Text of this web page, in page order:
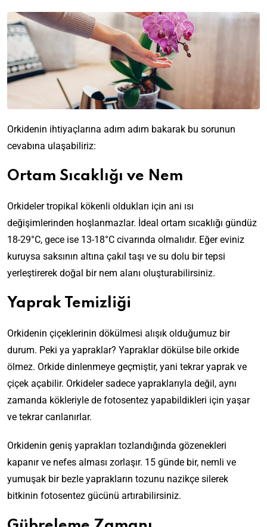
Orkidenin ihtiyaçlarına adım adım bakarak bu sorunun
cevabına ulaşabiliriz:
Ortam Sıcaklığı ve Nem
Orkideler tropikal kökenli oldukları için ani ısı
değişimlerinden hoşlanmazlar. İdeal ortam sıcaklığı gündüz
18-29°C, gece ise 13-18°C civarında olmalıdır. Eğer eviniz
kuruysa saksının altına çakıl taşı ve su dolu bir tepsi
yerleştirerek doğal bir nem alanı oluşturabilirsiniz.
Yaprak Temizliği
Orkidenin çiçeklerinin dökülmesi alışık olduğumuz bir
durum. Peki ya yapraklar? Yapraklar dökülse bile orkide
ölmez. Orkide dinlenmeye geçmiştir, yani tekrar yaprak ve
çiçek açabilir. Orkideler sadece yapraklarıyla değil, aynı
zamanda kökleriyle de fotosentez yapabildikleri için yaşar
ve tekrar canlanırlar.
Orkidenin geniş yaprakları tozlandığında gözenekleri
kapanır ve nefes alması zorlaşır. 15 günde bir, nemli ve
yumuşak bir bezle yaprakların tozunu nazikçe silerek
bitkinin fotosentez gücünü artırabilirsiniz.